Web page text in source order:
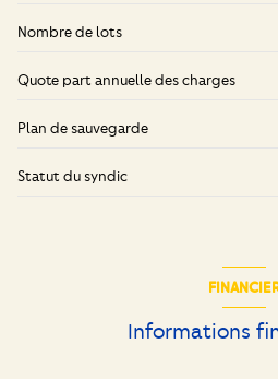
Nombre de lots
Quote part annuelle des charges
Plan de sauvegarde
Statut du syndic
Informations